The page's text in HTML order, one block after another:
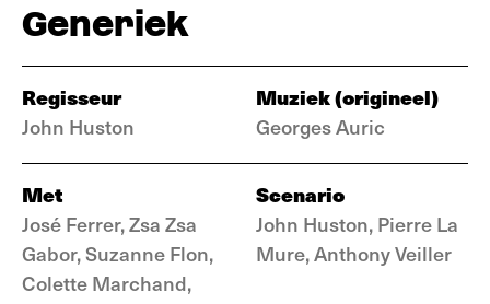
Generiek
Regisseur
John Huston
Muziek (origineel)
Georges Auric
Met
José Ferrer, Zsa Zsa
Gabor, Suzanne Flon,
Colette Marchand,
Scenario
John Huston, Pierre La
Mure, Anthony Veiller